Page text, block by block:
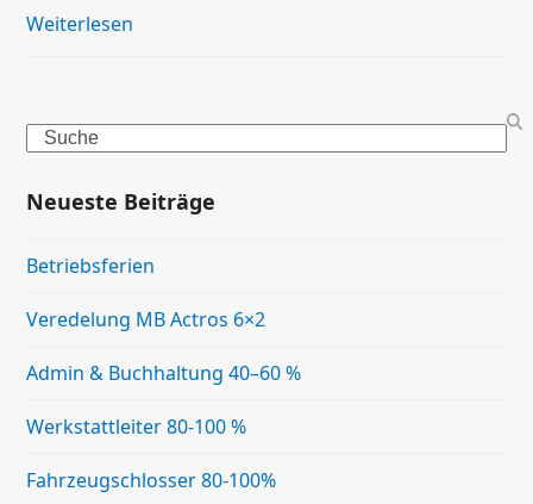
Weiterlesen
Search
Neueste Beiträge
Betriebsferien
Veredelung MB Actros 6×2
Admin & Buchhaltung 40–60 %
Werkstattleiter 80-100 %
Fahrzeugschlosser 80-100%